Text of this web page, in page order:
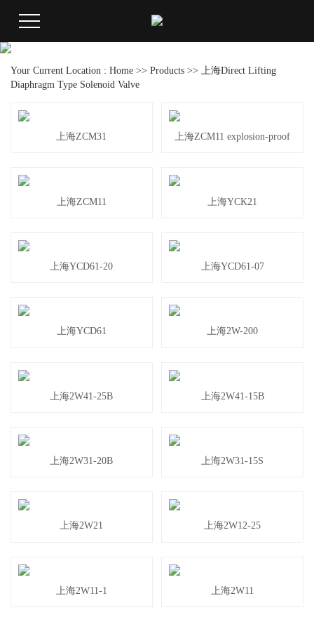
Your Current Location : Home >> Products >> 上海Direct Lifting
Diaphragm Type Solenoid Valve
上海ZCM31 上海ZCM11 explosion-proof
上海ZCM11 上海YCK21
上海YCD61-20 上海YCD61-07
上海YCD61 上海2W-200
上海2W41-25B 上海2W41-15B
上海2W31-20B 上海2W31-15S
上海2W21 上海2W12-25
上海2W11-1 上海2W11